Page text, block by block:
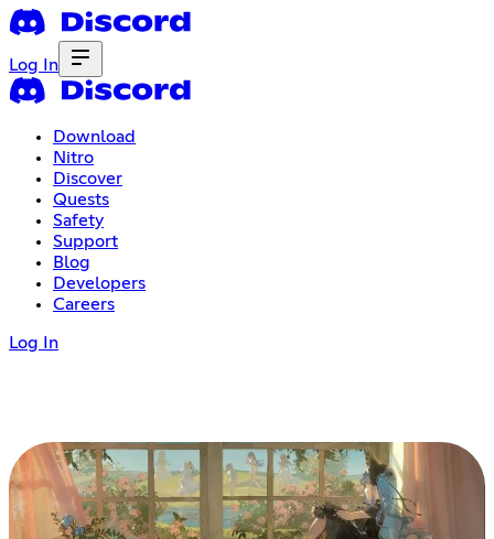
Log In
Download
Nitro
Discover
Quests
Safety
Support
Blog
Developers
Careers
Log In